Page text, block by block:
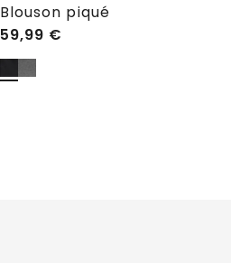
Blouson piqué
59,99 €